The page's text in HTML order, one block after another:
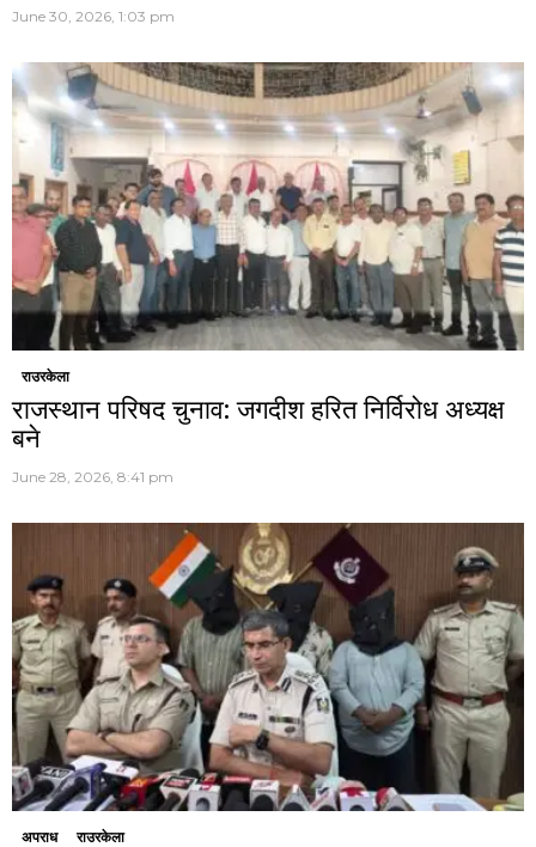
June 30, 2026, 1:03 pm
राउरकेला
राजस्थान परिषद चुनाव: जगदीश हरित निर्विरोध अध्यक्ष
बने
June 28, 2026, 8:41 pm
अपराध राउरकेला